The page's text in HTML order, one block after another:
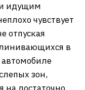
идущим
чувствует
отпуская
в
зон,